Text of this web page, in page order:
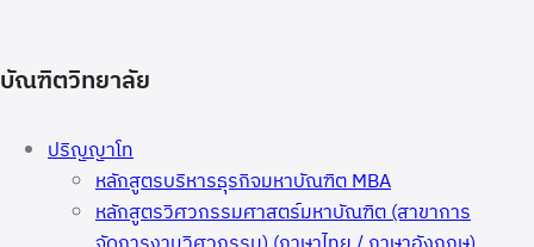
บัณฑิตวิทยาลัย
ปริญญาโท
หลักสูตรบริหารธุรกิจมหาบัณฑิต MBA
หลักสูตรวิศวกรรมศาสตร์มหาบัณฑิต (สาขาการ